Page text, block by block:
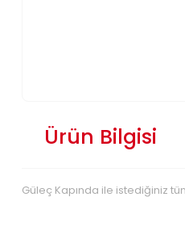
Ürün Bilgisi
Güleç Kapında ile istediğiniz